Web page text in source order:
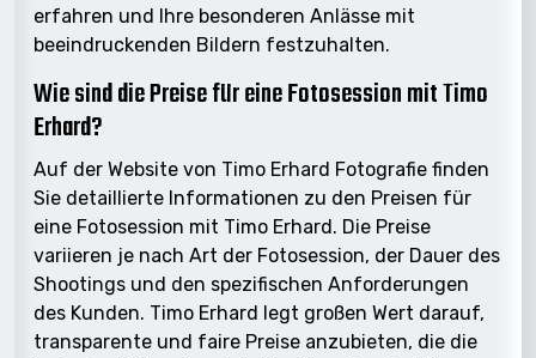
erfahren und Ihre besonderen Anlässe mit
beeindruckenden Bildern festzuhalten.
Wie sind die Preise für eine Fotosession mit Timo
Erhard?
Auf der Website von Timo Erhard Fotografie finden
Sie detaillierte Informationen zu den Preisen für
eine Fotosession mit Timo Erhard. Die Preise
variieren je nach Art der Fotosession, der Dauer des
Shootings und den spezifischen Anforderungen
des Kunden. Timo Erhard legt großen Wert darauf,
transparente und faire Preise anzubieten, die die